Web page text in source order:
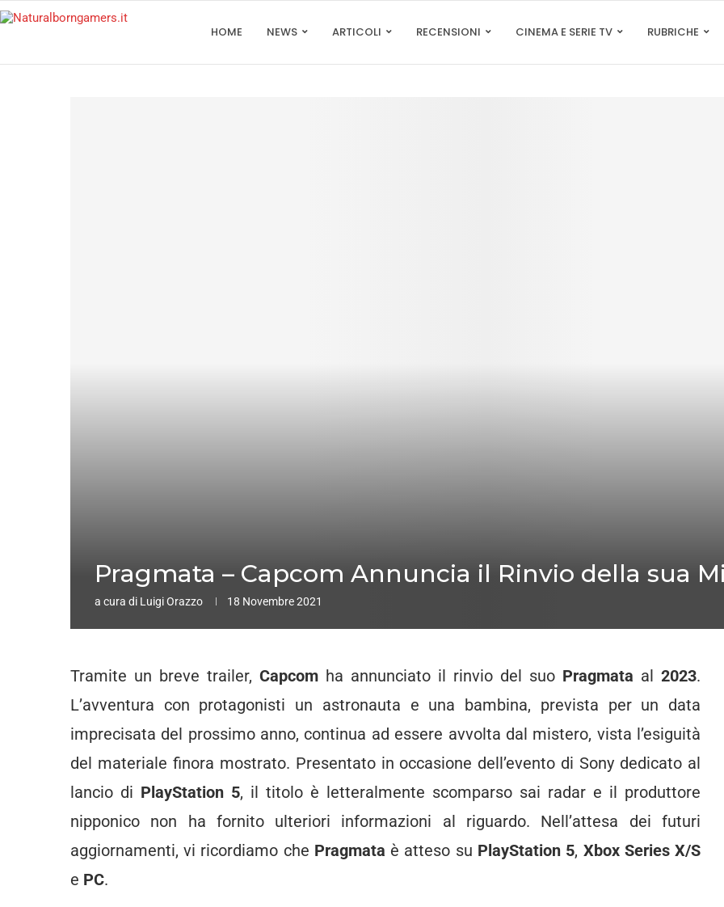
HOME NEWS ARTICOLI RECENSIONI CINEMA E SERIE TV RUBRICHE
Pragmata – Capcom Annuncia il Rinvio della sua
a cura di Luigi Orazzo 18 Novembre 2021
Tramite un breve trailer, Capcom ha annunciato il rinvio del suo Pragmata al 2023.
L’avventura con protagonisti un astronauta e una bambina, prevista per un data
imprecisata del prossimo anno, continua ad essere avvolta dal mistero, vista l’esiguità
del materiale finora mostrato. Presentato in occasione dell’evento di Sony dedicato al
lancio di PlayStation 5, il titolo è letteralmente scomparso sai radar e il produttore
nipponico non ha fornito ulteriori informazioni al riguardo. Nell’attesa dei futuri
aggiornamenti, vi ricordiamo che Pragmata è atteso su PlayStation 5, Xbox Series X/S
e PC.